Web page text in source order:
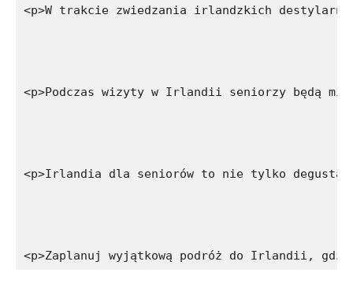
<p>W trakcie zwiedzania irlandzkich
<p>Podczas wizyty w Irlandii seniorzy będą
<p>Irlandia dla seniorów to nie tylko
<p>Zaplanuj wyjątkową podróż do Irlandii,